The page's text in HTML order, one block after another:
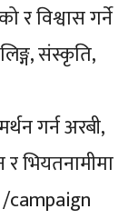
र विश्वास गर्ने
संस्कृति,
गर्न अरबी,
र भियतनामीमा
campaign